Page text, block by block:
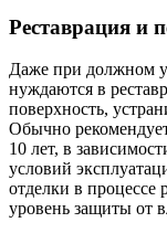
Реставрация и
Даже при должном
нуждаются в
поверхность,
Обычно
10 лет, в
условий
отделки в процессе
уровень защиты от